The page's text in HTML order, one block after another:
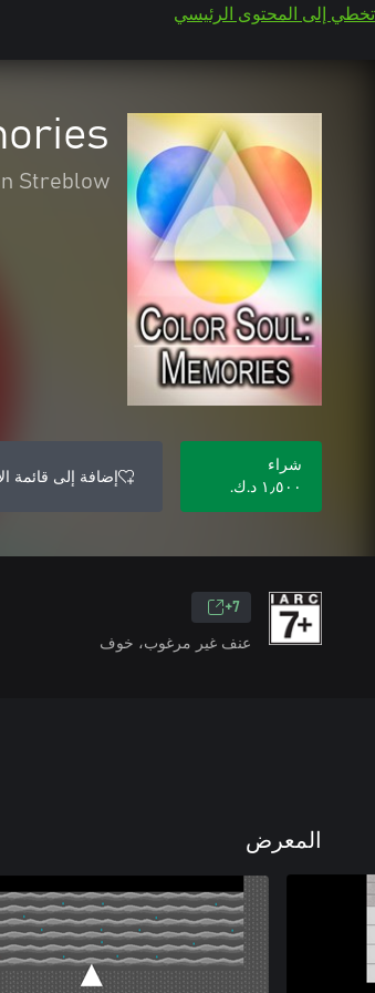
تخطي إلى المحتوى الرئيسي
Streblow
شراء
١٫٥٠٠ د.ك.‏
إضافة إلى قائمة
7+
عنف غير مرغوب، خوف
المعرض